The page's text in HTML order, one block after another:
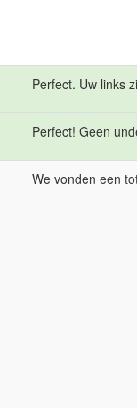
Perfect. Uw links
Perfect! Geen
We vonden een